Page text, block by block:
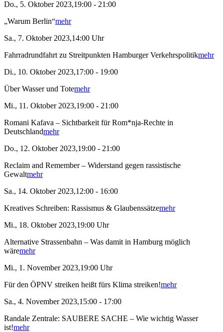
Do., 5. Oktober 2023,19:00 - 21:00
„Warum Berlin“mehr
Sa., 7. Oktober 2023,14:00 Uhr
Fahrradrundfahrt zu Streitpunkten Hamburger Verkehrspolitikmehr
Di., 10. Oktober 2023,17:00 - 19:00
Über Wasser und Totemehr
Mi., 11. Oktober 2023,19:00 - 21:00
Romani Kafava – Sichtbarkeit für Rom*nja-Rechte in
Deutschlandmehr
Do., 12. Oktober 2023,19:00 - 21:00
Reclaim and Remember – Widerstand gegen rassistische
Gewaltmehr
Sa., 14. Oktober 2023,12:00 - 16:00
Kreatives Schreiben: Rassismus & Glaubenssätzemehr
Mi., 18. Oktober 2023,19:00 Uhr
Alternative Strassenbahn – Was damit in Hamburg möglich
wäremehr
Mi., 1. November 2023,19:00 Uhr
Für den ÖPNV streiken heißt fürs Klima streiken!mehr
Sa., 4. November 2023,15:00 - 17:00
Randale Zentrale: SAUBERE SACHE – Wie wichtig Wasser
ist!mehr